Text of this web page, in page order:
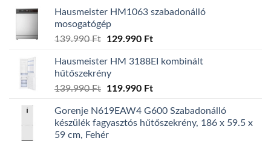
Hausmeister HM1063 szabadonálló
mosogatógép
139.990Ft
Original
was:
139.990 Ft.
129.990 FtCurrent
is:
Hausmeister HM 3188EI kombinált
hűtőszekrény
139.990Ft
Original
was:
139.990 Ft.
119.990 FtCurrent
is:
119.990 Ft.
Gorenje N619EAW4 G600 Szabadonálló
készülék fagyasztós hűtőszekrény, 186 x 59.5 x
59 cm, Fehér